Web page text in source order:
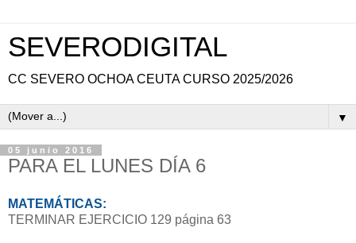
SEVERODIGITAL
CC SEVERO OCHOA CEUTA CURSO 2025/2026
▼
05 junio 2016
PARA EL LUNES DÍA 6
MATEMÁTICAS:
TERMINAR EJERCICIO 129 página 63